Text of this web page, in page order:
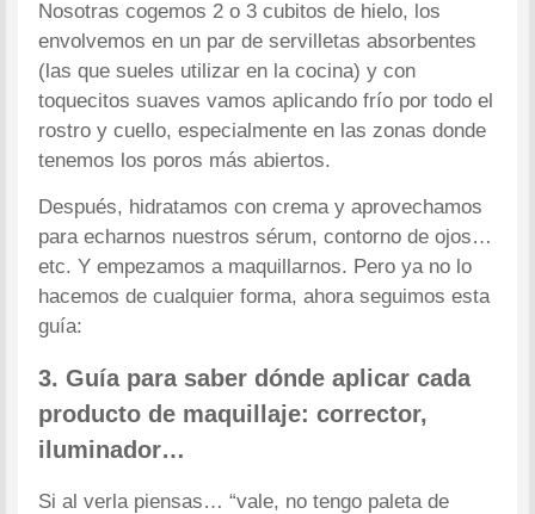
Nosotras cogemos 2 o 3 cubitos de hielo, los
envolvemos en un par de servilletas absorbentes
(las que sueles utilizar en la cocina) y con
toquecitos suaves vamos aplicando frío por todo el
rostro y cuello, especialmente en las zonas donde
tenemos los poros más abiertos.
Después, hidratamos con crema y aprovechamos
para echarnos nuestros sérum, contorno de ojos…
etc. Y empezamos a maquillarnos. Pero ya no lo
hacemos de cualquier forma, ahora seguimos esta
guía:
3. Guía para saber dónde aplicar cada
producto de maquillaje: corrector,
iluminador…
Si al verla piensas… “vale, no tengo paleta de